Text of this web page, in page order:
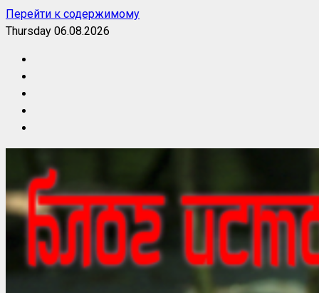
Перейти к содержимому
Thursday 06.08.2026